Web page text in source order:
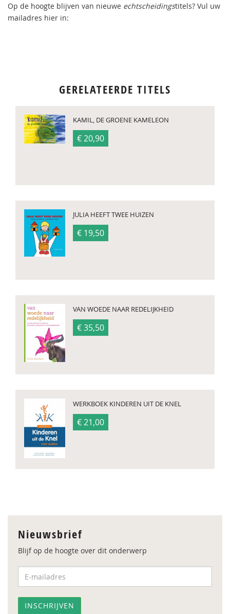
Op de hoogte blijven van nieuwe echtscheidingstitels? Vul uw
mailadres hier in:
GERELATEERDE TITELS
KAMIL, DE GROENE KAMELEON
€ 20,90
JULIA HEEFT TWEE HUIZEN
€ 19,50
VAN WOEDE NAAR REDELIJKHEID
€ 35,50
WERKBOEK KINDEREN UIT DE KNEL
€ 21,00
Nieuwsbrief
Blijf op de hoogte over dit onderwerp